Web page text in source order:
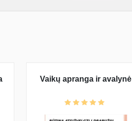
Vaikų apranga ir avalynė